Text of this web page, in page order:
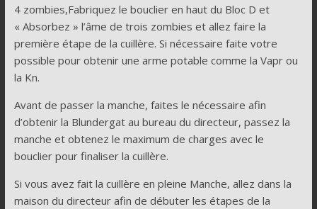
4 zombies,Fabriquez le bouclier en haut du Bloc D et
« Absorbez » l’âme de trois zombies et allez faire la
première étape de la cuillère. Si nécessaire faite votre
possible pour obtenir une arme potable comme la Vapr ou
la Kn.
Avant de passer la manche, faites le nécessaire afin
d’obtenir la Blundergat au bureau du directeur, passez la
manche et obtenez le maximum de charges avec le
bouclier pour finaliser la cuillère.
Si vous avez fait la cuillère en pleine Manche, allez dans la
maison du directeur afin de débuter les étapes de la